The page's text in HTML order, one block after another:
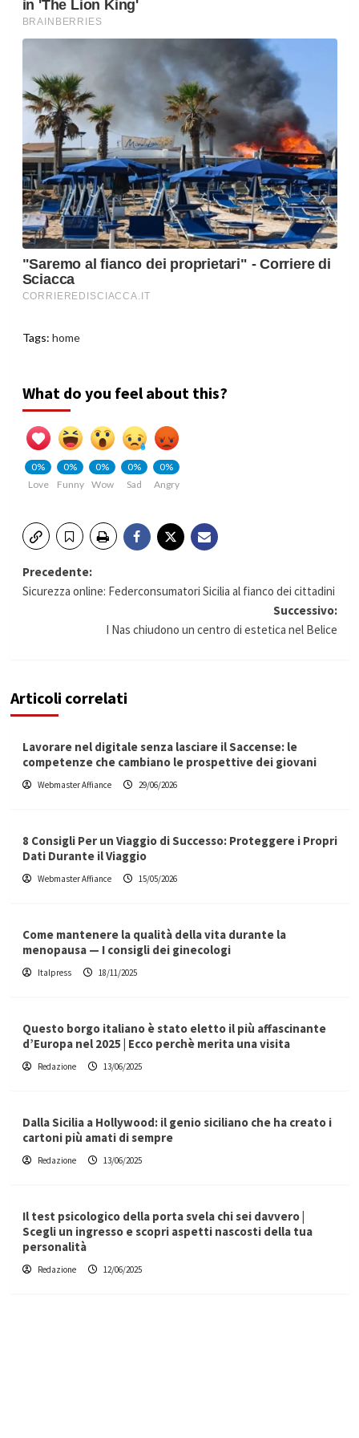
Tags: home
What do you feel about this?
0%
Love
0%
Funny
0%
Wow
0%
Sad
0%
Angry
Navigazione
Precedente:
Sicurezza online: Federconsumatori Sicilia al fianco dei cittadini
Successivo:
I Nas chiudono un centro di estetica nel Belice
Articoli correlati
Lavorare nel digitale senza lasciare il Saccense: le
competenze che cambiano le prospettive dei giovani
Webmaster Affiance 29/06/2026
8 Consigli Per un Viaggio di Successo: Proteggere i Propri
Dati Durante il Viaggio
Webmaster Affiance 15/05/2026
Come mantenere la qualità della vita durante la
menopausa — I consigli dei ginecologi
Italpress 18/11/2025
Questo borgo italiano è stato eletto il più affascinante
d’Europa nel 2025 | Ecco perchè merita una visita
Redazione 13/06/2025
Dalla Sicilia a Hollywood: il genio siciliano che ha creato i
cartoni più amati di sempre
Redazione 13/06/2025
Il test psicologico della porta svela chi sei davvero |
Scegli un ingresso e scopri aspetti nascosti della tua
personalità
Redazione 12/06/2025